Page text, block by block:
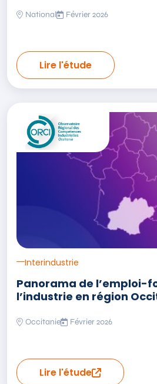
National Février 2026
Lire l'étude
Ouvrir le lien externe de l'étude
Interindustrie
Panorama de l’emploi-
l’industrie en région
Occitanie Février 2026
Lire l'étude